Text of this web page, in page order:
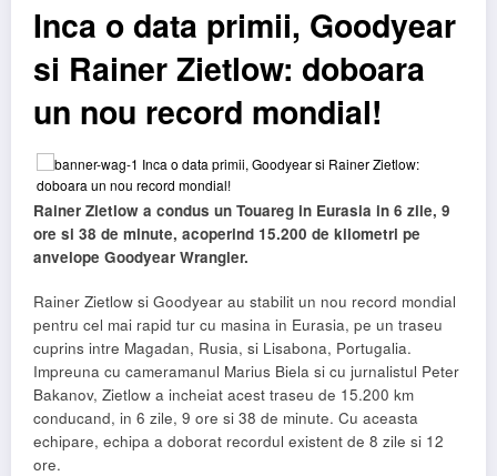
Inca o data primii, Goodyear
si Rainer Zietlow: doboara
un nou record mondial!
Rainer Zietlow a condus un Touareg in Eurasia in 6 zile, 9
ore si 38 de minute, acoperind 15.200 de kilometri pe
anvelope Goodyear Wrangler.
Rainer Zietlow si Goodyear au stabilit un nou record mondial
pentru cel mai rapid tur cu masina in Eurasia, pe un traseu
cuprins intre Magadan, Rusia, si Lisabona, Portugalia.
Impreuna cu cameramanul Marius Biela si cu jurnalistul Peter
Bakanov, Zietlow a incheiat acest traseu de 15.200 km
conducand, in 6 zile, 9 ore si 38 de minute. Cu aceasta
echipare, echipa a doborat recordul existent de 8 zile si 12
ore.